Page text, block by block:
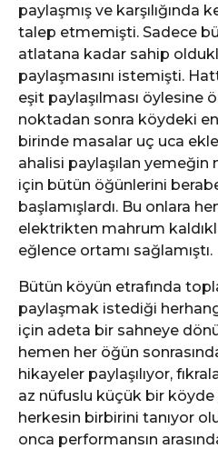
paylaşmış ve karşılığında
talep etmemişti. Sadece
atlatana kadar sahip
paylaşmasını istemişti.
eşit paylaşılması öylesine
noktadan sonra köydeki
birinde masalar uç uca
ahalisi paylaşılan yemeğin
için bütün öğünlerini
başlamışlardı. Bu onlara
elektrikten mahrum
eğlence ortamı sağlamıştı.
Bütün köyün etrafında
paylaşmak istediği
için adeta bir sahneye
hemen her öğün
hikayeler paylaşılıyor,
az nüfuslu küçük bir köyde
herkesin birbirini tanıyor
onca performansın